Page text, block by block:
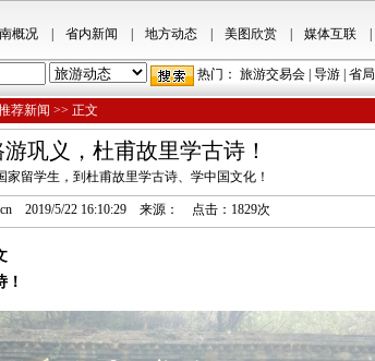
概况| 省内新闻 地方动态| 美图欣赏| 媒体互联|
热门： 旅游交易会 导游 省局
荐新闻 >> 正文
巩义，杜甫故里学古诗！
家留学生，到杜甫故里学古诗、学中国文化！
2019/5/22 16:10:29 来源： 点击： 1829次